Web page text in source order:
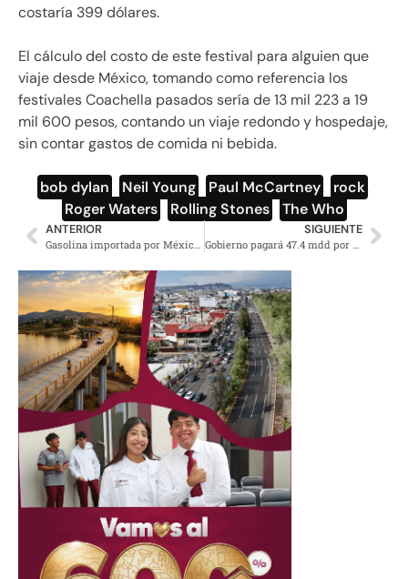
costaría 399 dólares.
El cálculo del costo de este festival para alguien que
viaje desde México, tomando como referencia los
festivales Coachella pasados sería de 13 mil 223 a 19
mil 600 pesos, contando un viaje redondo y hospedaje,
sin contar gastos de comida ni bebida.
bob dylan Neil Young Paul McCartney rock
Roger Waters
Rolling Stones The Who
ANTERIOR SIGUIENTE